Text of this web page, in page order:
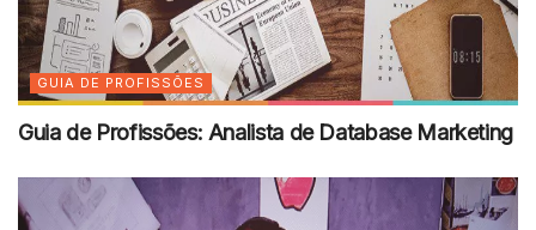
GUIA DE PROFISSÕES
Guia de Profissões: Analista de Database Marketing